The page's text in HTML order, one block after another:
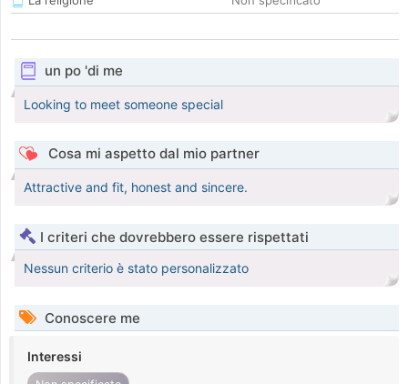
un po 'di me
Looking to meet someone special
Cosa mi aspetto dal mio partner
Attractive and fit, honest and sincere.
I criteri che dovrebbero essere rispettati
Nessun criterio è stato personalizzato
Conoscere me
Interessi